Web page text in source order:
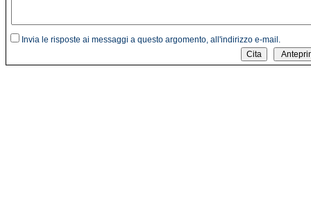
Invia le risposte ai messaggi a questo argomento, all'indirizzo e-mail.